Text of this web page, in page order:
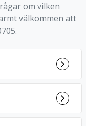
om vilken
välkommen att